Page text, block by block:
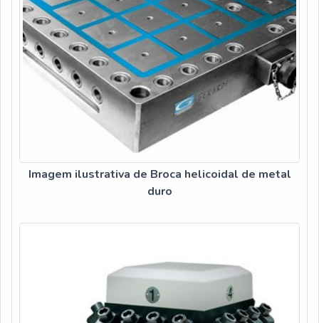
Imagem ilustrativa de Broca helicoidal de metal
duro